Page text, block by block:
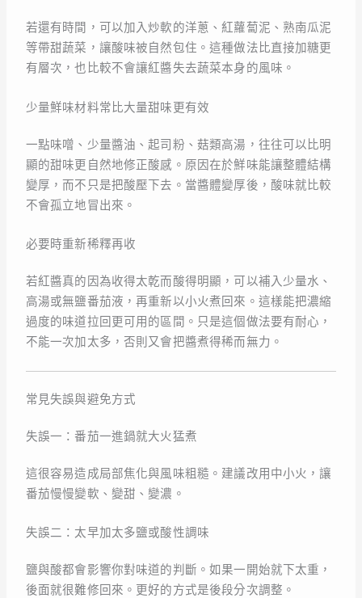
若還有時間，可以加入炒軟的洋蔥、紅蘿蔔泥、熟南瓜泥
等帶甜蔬菜，讓酸味被自然包住。這種做法比直接加糖更
有層次，也比較不會讓紅醬失去蔬菜本身的風味。
少量鮮味材料常比大量甜味更有效
一點味噌、少量醬油、起司粉、菇類高湯，往往可以比明
顯的甜味更自然地修正酸感。原因在於鮮味能讓整體結構
變厚，而不只是把酸壓下去。當醬體變厚後，酸味就比較
不會孤立地冒出來。
必要時重新稀釋再收
若紅醬真的因為收得太乾而酸得明顯，可以補入少量水、
高湯或無鹽番茄液，再重新以小火煮回來。這樣能把濃縮
過度的味道拉回更可用的區間。只是這個做法要有耐心，
不能一次加太多，否則又會把醬煮得稀而無力。
常見失誤與避免方式
失誤一：番茄一進鍋就大火猛煮
這很容易造成局部焦化與風味粗糙。建議改用中小火，讓
番茄慢慢變軟、變甜、變濃。
失誤二：太早加太多鹽或酸性調味
鹽與酸都會影響你對味道的判斷。如果一開始就下太重，
後面就很難修回來。更好的方式是後段分次調整。